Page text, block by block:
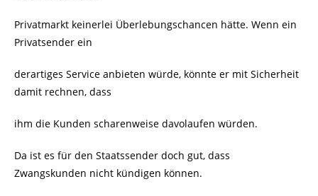
Privatmarkt keinerlei Überlebungschancen hätte. Wenn ein
Privatsender ein
derartiges Service anbieten würde, könnte er mit Sicherheit
damit rechnen, dass
ihm die Kunden scharenweise davolaufen würden.
Da ist es für den Staatssender doch gut, dass
Zwangskunden nicht kündigen können.